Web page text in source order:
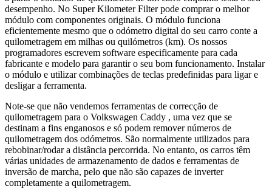
desempenho. No Super Kilometer Filter pode comprar o melhor
módulo com componentes originais. O módulo funciona
eficientemente mesmo que o odómetro digital do seu carro conte a
quilometragem em milhas ou quilómetros (km). Os nossos
programadores escrevem software especificamente para cada
fabricante e modelo para garantir o seu bom funcionamento. Instalar
o módulo e utilizar combinações de teclas predefinidas para ligar e
desligar a ferramenta.
Note-se que não vendemos ferramentas de correcção de
quilometragem para o Volkswagen Caddy , uma vez que se
destinam a fins enganosos e só podem remover números de
quilometragem dos odómetros. São normalmente utilizados para
rebobinar/rodar a distância percorrida. No entanto, os carros têm
várias unidades de armazenamento de dados e ferramentas de
inversão de marcha, pelo que não são capazes de inverter
completamente a quilometragem.